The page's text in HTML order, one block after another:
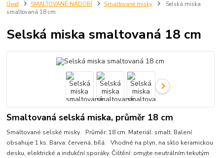
Úvod SMALTOVANÉ NÁDOBÍ Smaltované misky
Selská miska
smaltovaná 18 cm
Selská miska smaltovaná 18 cm
Smaltovaná selská miska, průměr 18 cm
Smaltované selské misky. Průměr: 18 cm. Materiál: smalt. Balení
obsahuje 1 ks. Barva: červená, bílá. Vhodné na plyn, na sklo keramickou
desku, elektrické a indukční sporáky. Čištění: omyjte neutrálním tekutým